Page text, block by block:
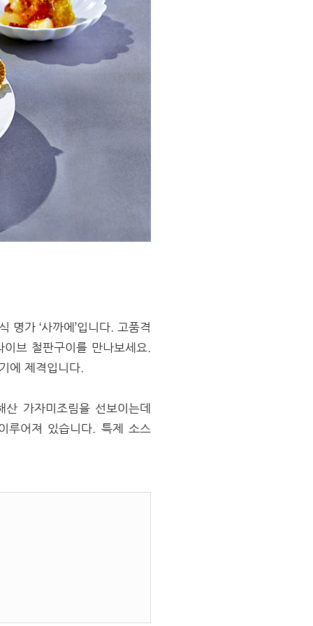
가 ‘사까에’입니다. 고품격
브 철판구이를 만나보세요.
에 제격입니다.
가자미조림을 선보이는데
루어져 있습니다. 특제 소스